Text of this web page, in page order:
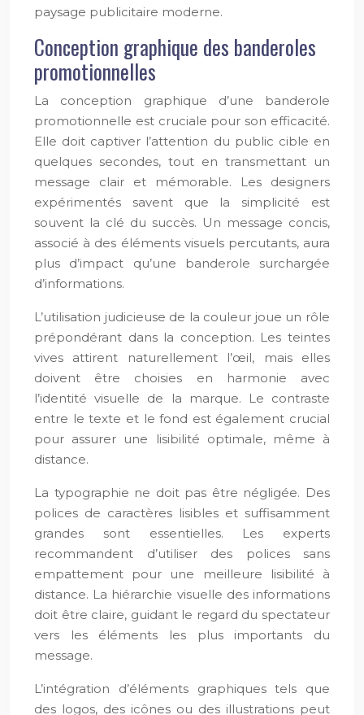
paysage publicitaire moderne.
Conception graphique des banderoles
promotionnelles
La conception graphique d’une banderole
promotionnelle est cruciale pour son efficacité.
Elle doit captiver l’attention du public cible en
quelques secondes, tout en transmettant un
message clair et mémorable. Les designers
expérimentés savent que la simplicité est
souvent la clé du succès. Un message concis,
associé à des éléments visuels percutants, aura
plus d’impact qu’une banderole surchargée
d’informations.
L’utilisation judicieuse de la couleur joue un rôle
prépondérant dans la conception. Les teintes
vives attirent naturellement l’œil, mais elles
doivent être choisies en harmonie avec
l’identité visuelle de la marque. Le contraste
entre le texte et le fond est également crucial
pour assurer une lisibilité optimale, même à
distance.
La typographie ne doit pas être négligée. Des
polices de caractères lisibles et suffisamment
grandes sont essentielles. Les experts
recommandent d’utiliser des polices sans
empattement pour une meilleure lisibilité à
distance. La hiérarchie visuelle des informations
doit être claire, guidant le regard du spectateur
vers les éléments les plus importants du
message.
L’intégration d’éléments graphiques tels que
des logos, des icônes ou des illustrations peut